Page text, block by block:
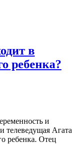
в
ребенка?
и
телеведущая Агата
ребенка. Отец